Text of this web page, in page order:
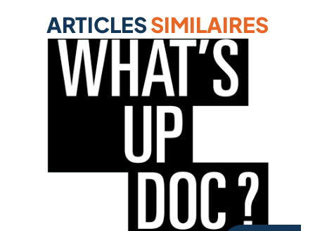
ARTICLESSIMILAIRES